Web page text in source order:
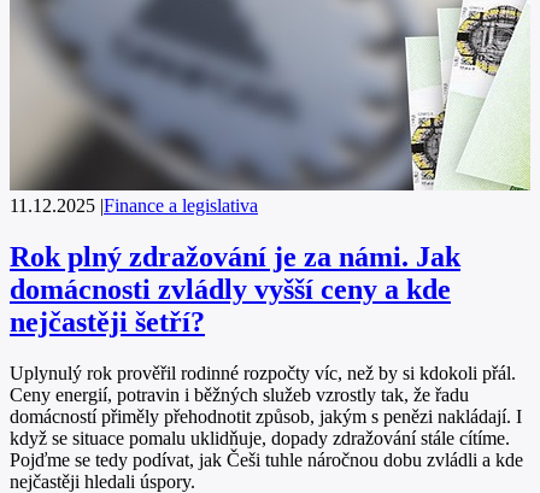
11.12.2025 |Finance a legislativa
Rok plný zdražování je za námi. Jak
domácnosti zvládly vyšší ceny a kde
nejčastěji šetří?
Uplynulý rok prověřil rodinné rozpočty víc, než by si kdokoli přál.
Ceny energií, potravin i běžných služeb vzrostly tak, že řadu
domácností přiměly přehodnotit způsob, jakým s penězi nakládají. I
když se situace pomalu uklidňuje, dopady zdražování stále cítíme.
Pojďme se tedy podívat, jak Češi tuhle náročnou dobu zvládli a kde
nejčastěji hledali úspory.